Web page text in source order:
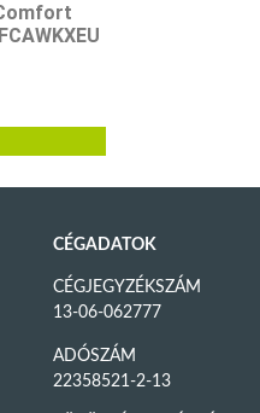
CÉGADATOK
CÉGJEGYZÉKSZÁM
13-06-062777
ADÓSZÁM
22358521-2-13